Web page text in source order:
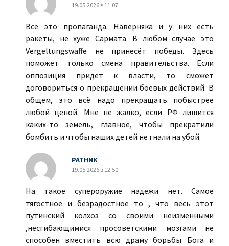
19.05.2026 в 11:07
Всё это пропаганда. Наверняка и у них есть
ракеты, не хуже Сармата. В любом случае это
Vergeltungswaffe не принесёт победы. Здесь
поможет только смена правительства. Если
оппозиция придёт к власти, то сможет
договориться о прекращении боевых действий. В
общем, это всё надо прекращать побыстрее
любой ценой. Мне не жалко, если РФ лишится
каких-то земель, главное, чтобы прекратили
бомбить и чтобы наших детей не гнали на убой.
РАТНИК
19.05.2026 в 12:50
На такое супероружие надежи нет. Самое
тягостное и безрадостное то , что весь этот
путинский колхоз со своими неизменными
,несгибающимися просоветскими мозгами не
способен вместить всю драму борьбы Бога и